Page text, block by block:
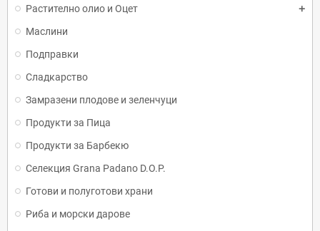
Растително олио и Оцет
Маслини
Подправки
Сладкарство
Замразени плодове и зеленчуци
Продукти за Пица
Продукти за Барбекю
Селекция Grana Padano D.O.P.
Готови и полуготови храни
Риба и морски дарове